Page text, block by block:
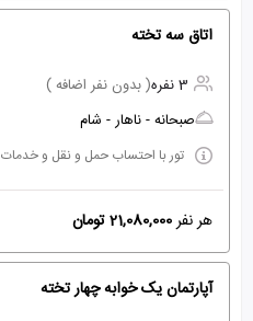
اتاق سه تخته
3 نفره
( بدون نفر اضافه )
صبحانه - ناهار - شام
تور با احتساب حمل و نقل و خدمات
هر نفر21,080,000 تومان
آپارتمان یک خوابه چهار تخته